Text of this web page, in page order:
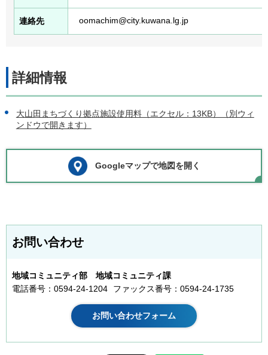
連絡先 oomachim@city.kuwana.lg.jp
詳細情報
大山田まちづくり拠点施設使用料（エクセル：13KB）（別ウィ
ンドウで開きます）
Googleマップで地図を開く
お問い合わせ
地域コミュニティ部 地域コミュニティ課
電話番号：0594-24-1204
ファックス番号：0594-24-1735